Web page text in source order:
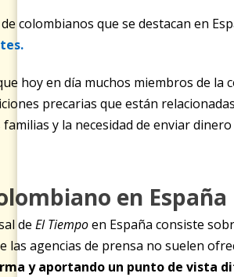
colombianos que se destacan en
hoy en día muchos miembros de
precarias que están
y la necesidad de enviar
en España
de El Tiempoen España consiste
agencias de prensa no suelen
y aportando un punto de vista